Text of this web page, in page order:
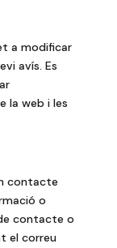
a modificar
avís. Es
la web i les
contacte
o
contacte o
el correu